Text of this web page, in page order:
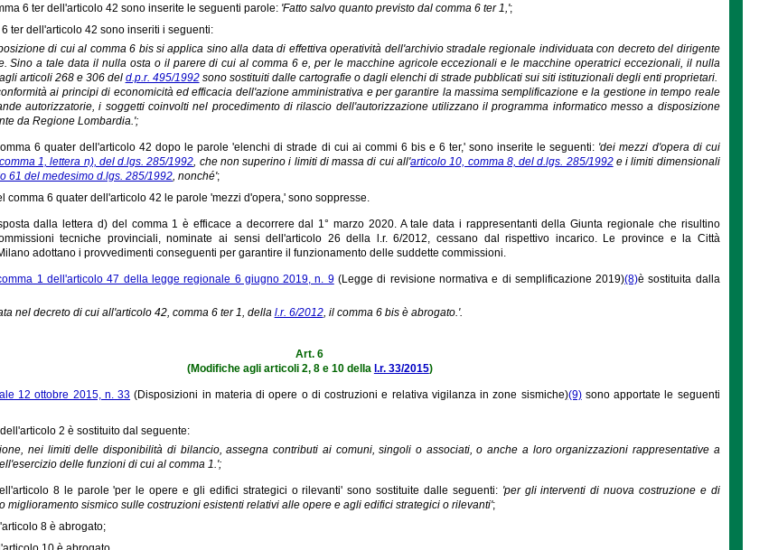
6 ter dell'articolo 42 sono inserite le seguenti parole: 'Fatto salvo quanto previsto dal comma 6 ter 1,';
ter dell'articolo 42 sono inseriti i seguenti:
di cui al comma 6 bis si applica sino alla data di effettiva operatività dell'archivio stradale regionale individuata con decreto del dirigente
Sino a tale data il nulla osta o il parere di cui al comma 6 e, per le macchine agricole eccezionali e le macchine operatrici eccezionali, il nulla
articoli 268 e 306 del d.p.r. 495/1992sono sostituiti dalle cartografie o dagli elenchi di strade pubblicati sui siti istituzionali degli enti proprietari.
ai principi di economicità ed efficacia dell'azione amministrativa e per garantire la massima semplificazione e la gestione in tempo reale
autorizzatorie, i soggetti coinvolti nel procedimento di rilascio dell'autorizzazione utilizzano il programma informatico messo a disposizione
da Regione Lombardia.';
6 quater dell'articolo 42 dopo le parole 'elenchi di strade di cui ai commi 6 bis e 6 ter,' sono inserite le seguenti: 'dei mezzi d'opera di cui
1, lettera n), del d.lgs. 285/1992, che non superino i limiti di massa di cui all'articolo 10, comma 8, del d.lgs. 285/1992e i limiti dimensionali
61 del medesimo d.lgs. 285/1992, nonché';
comma 6 quater dell'articolo 42 le parole 'mezzi d'opera,' sono soppresse.
dalla lettera d) del comma 1 è efficace a decorrere dal 1° marzo 2020. A tale data i rappresentanti della Giunta regionale che risultino
tecniche provinciali, nominate ai sensi dell'articolo 26 della l.r. 6/2012, cessano dal rispettivo incarico. Le province e la Città
adottano i provvedimenti conseguenti per garantire il funzionamento delle suddette commissioni.
1 dell'articolo 47 della legge regionale 6 giugno 2019, n. 9(Legge di revisione normativa e di semplificazione 2019)(8)è sostituita dalla
nel decreto di cui all'articolo 42, comma 6 ter 1, della l.r. 6/2012, il comma 6 bis è abrogato.'.
Art. 6
(Modifiche agli articoli 2, 8 e 10 della l.r. 33/2015)
12 ottobre 2015, n. 33 (Disposizioni in materia di opere o di costruzioni e relativa vigilanza in zone sismiche)(9)sono apportate le seguenti
2 è sostituito dal seguente:
nei limiti delle disponibilità di bilancio, assegna contributi ai comuni, singoli o associati, o anche a loro organizzazioni rappresentative a
delle funzioni di cui al comma 1.';
8 le parole 'per le opere e gli edifici strategici o rilevanti' sono sostituite dalle seguenti: 'per gli interventi di nuova costruzione e di
miglioramento sismico sulle costruzioni esistenti relativi alle opere e agli edifici strategici o rilevanti';
8 è abrogato;